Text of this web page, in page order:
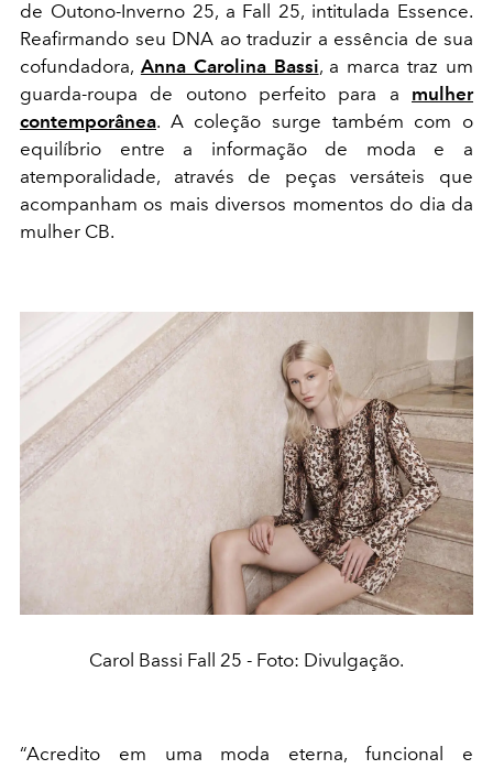
de Outono-Inverno 25, a Fall 25, intitulada Essence.
Reafirmando seu DNA ao traduzir a essência de sua
cofundadora, Anna Carolina Bassi, a marca traz um
guarda-roupa de outono perfeito para a mulher
contemporânea. A coleção surge também com o
equilíbrio entre a informação de moda e a
atemporalidade, através de peças versáteis que
acompanham os mais diversos momentos do dia da
mulher CB.
Carol Bassi Fall 25 - Foto: Divulgação.
“Acredito em uma moda eterna, funcional e